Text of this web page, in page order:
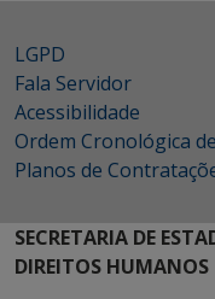
LGPD
Fala Servidor
Acessibilidade
Ordem Cronológica
Planos de
SECRETARIA DE
DIREITOS HUMANOS